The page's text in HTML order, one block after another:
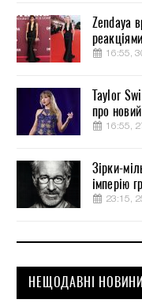
Zendaya
реакціями
16:55,
Taylor
про
16:55,
Зірки-
імперію
23:15,
НЕЩОДАВНІ НОВИНИ